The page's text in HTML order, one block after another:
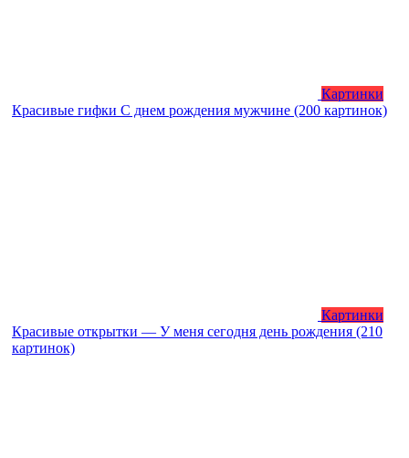
Картинки
Красивые гифки С днем рождения мужчине (200 картинок)
Картинки
Красивые открытки — У меня сегодня день рождения (210
картинок)